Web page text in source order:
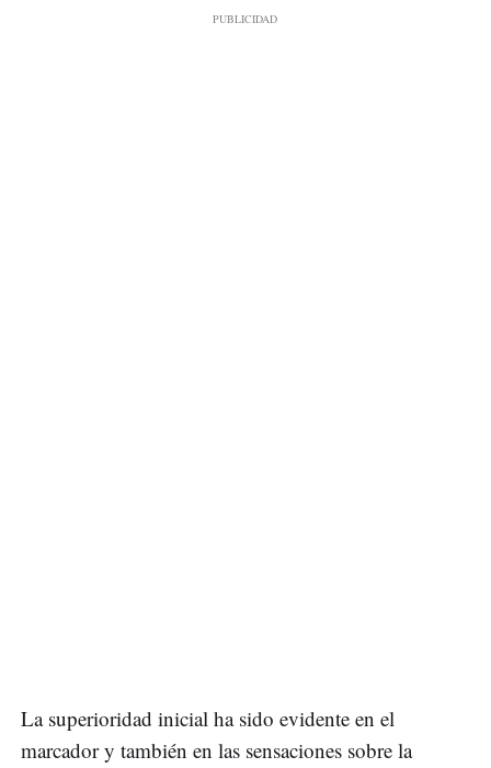
La superioridad inicial ha sido evidente en el
marcador y también en las sensaciones sobre la